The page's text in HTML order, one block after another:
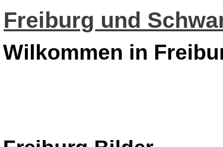
Freiburg und
Wilkommen in